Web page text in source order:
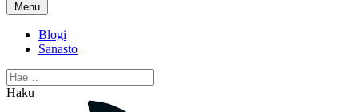
Menu
Blogi
Sanasto
Haku